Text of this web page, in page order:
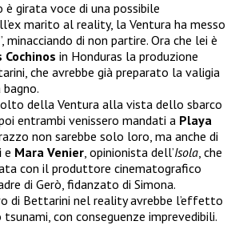
è girata voce di una possibile
marito al reality, la Ventura ha messo
minacciando di non partire. Ora che lei è
Cochinos in Honduras la produzione
che avrebbe già preparato la valigia
della Ventura alla vista dello sbarco
entrambi venissero mandati a Playa
non sarebbe solo loro, ma anche di
e Mara Venier , opinionista dell’Isola , che
con il produttore cinematografico
di Gerò, fidanzato di Simona.
di Bettarini nel reality avrebbe l’effetto
con conseguenze imprevedibili.